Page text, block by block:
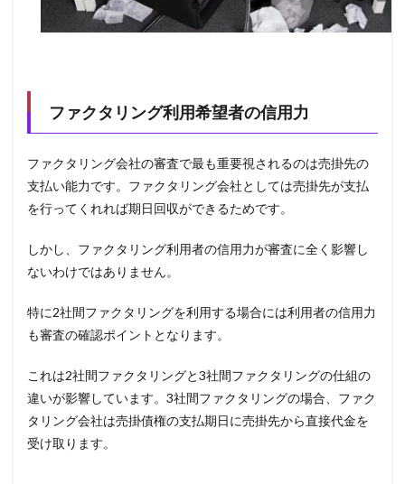
ファクタリング利用希望者の信用力
ファクタリング会社の審査で最も重要視されるのは売掛先の
支払い能力です。ファクタリング会社としては売掛先が支払
を行ってくれれば期日回収ができるためです。
しかし、ファクタリング利用者の信用力が審査に全く影響し
ないわけではありません。
特に2社間ファクタリングを利用する場合には利用者の信用力
も審査の確認ポイントとなります。
これは2社間ファクタリングと3社間ファクタリングの仕組の
違いが影響しています。3社間ファクタリングの場合、ファク
タリング会社は売掛債権の支払期日に売掛先から直接代金を
受け取ります。